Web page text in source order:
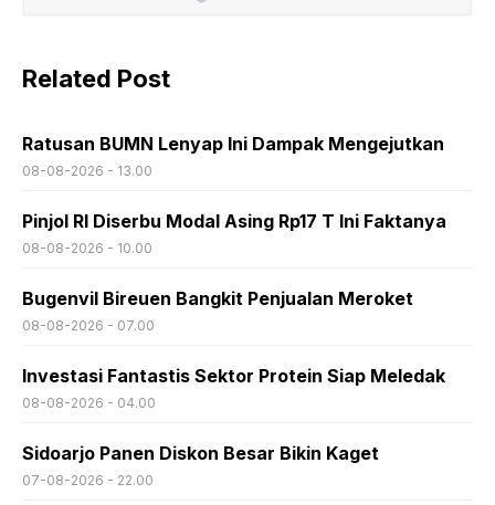
Related Post
Ratusan BUMN Lenyap Ini Dampak Mengejutkan
08-08-2026 - 13.00
Pinjol RI Diserbu Modal Asing Rp17 T Ini Faktanya
08-08-2026 - 10.00
Bugenvil Bireuen Bangkit Penjualan Meroket
08-08-2026 - 07.00
Investasi Fantastis Sektor Protein Siap Meledak
08-08-2026 - 04.00
Sidoarjo Panen Diskon Besar Bikin Kaget
07-08-2026 - 22.00